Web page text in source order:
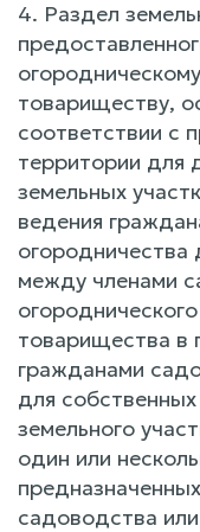
4. Раздел
товариществу,
соответствии с
территории для
земельных
ведения
между членами
товарищества в
гражданами
для
земельного
один или
садоводства